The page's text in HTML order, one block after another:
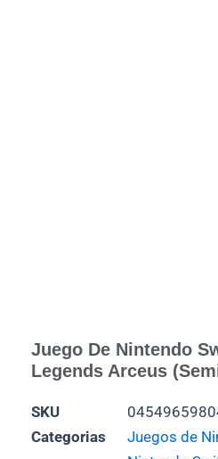
Juego De Nintendo
Legends Arceus
SKU
Categorias
Juegos de